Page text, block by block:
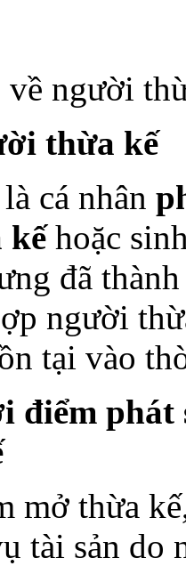
người
thừa kế
cá nhân
kếhoặc
đã
người
tại vào
điểm
mở thừa
tài sản do